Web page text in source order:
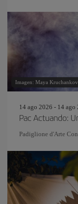
Imagen: Maya
14 ago 2026 - 14 ago
Pac Actuando:
Padiglione d'Arte